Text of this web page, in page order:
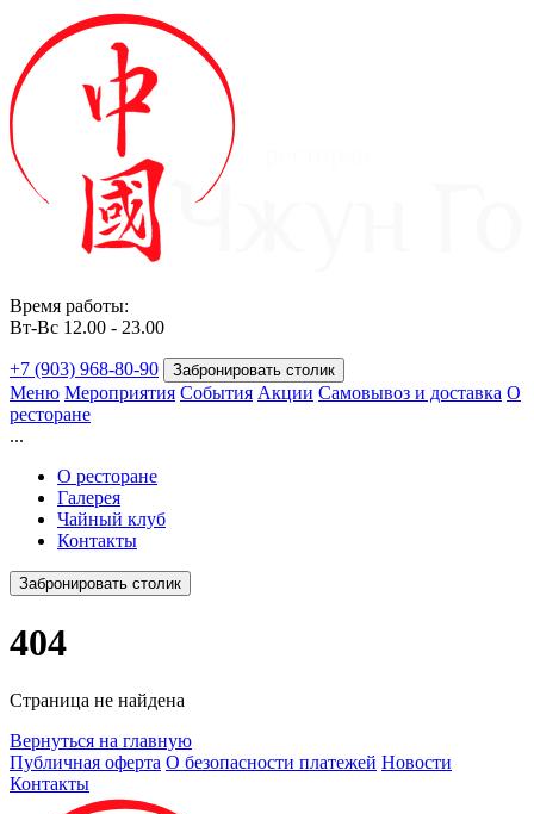
Время работы:
Вт-Вс 12.00 - 23.00
+7 (903) 968-80-90 Забронировать столик
Меню Мероприятия События Акции Самовывоз и доставка О
ресторане
...
О ресторане
Галерея
Чайный клуб
Контакты
Забронировать столик
404
Страница не найдена
Вернуться на главную
Публичная оферта О безопасности платежей Новости
Контакты